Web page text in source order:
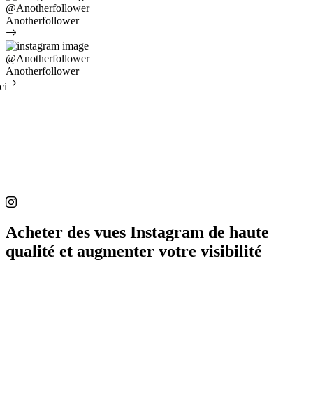
@Anotherfollower
Anotherfollower
@Anotherfollower
Anotherfollower
Acheter des vues Instagram de haute
qualité et augmenter votre visibilité